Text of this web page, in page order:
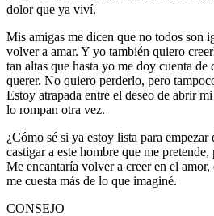
dolor que ya viví.
Mis amigas me dicen que no todos son
volver a amar. Y yo también quiero
tan altas que hasta yo me doy cuenta de
querer. No quiero perderlo, pero
Estoy atrapada entre el deseo de abrir
lo rompan otra vez.
¿Cómo sé si ya estoy lista para
castigar a este hombre que me
Me encantaría volver a creer en el
me cuesta más de lo que imaginé.
CONSEJO